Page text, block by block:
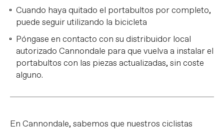
Cuando haya quitado el portabultos por completo,
puede seguir utilizando la bicicleta
Póngase en contacto con su distribuidor local
autorizado Cannondale para que vuelva a instalar el
portabultos con las piezas actualizadas, sin coste
alguno.
En Cannondale, sabemos que nuestros ciclistas